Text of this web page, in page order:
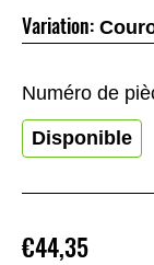
€44,35
Variation:
Numéro de
Disponible